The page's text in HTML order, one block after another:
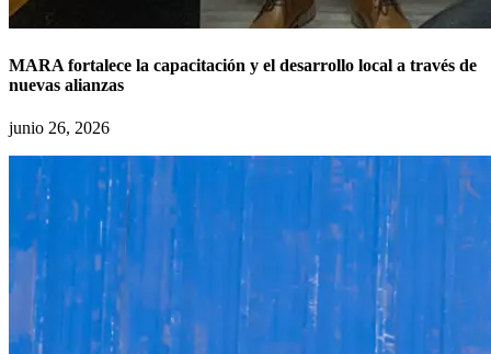
MARA fortalece la capacitación y el desarrollo local a través de
nuevas alianzas
junio 26, 2026